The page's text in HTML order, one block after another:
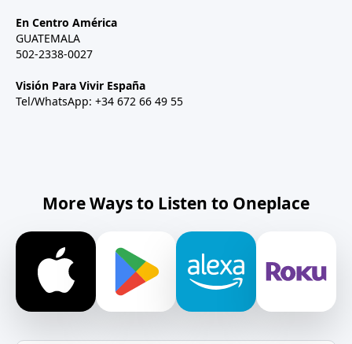
En Centro América
GUATEMALA
502-2338-0027
Visión Para Vivir España
Tel/WhatsApp: +34 672 66 49 55
More Ways to Listen to Oneplace